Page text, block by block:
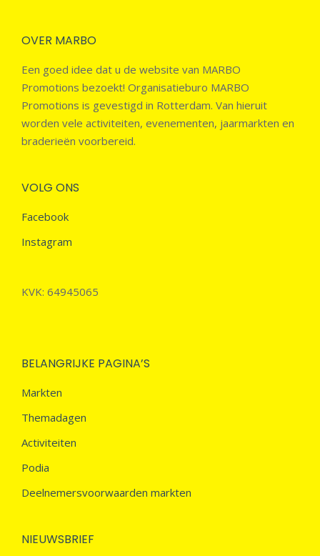
OVER MARBO
Een goed idee dat u de website van MARBO
Promotions bezoekt! Organisatieburo MARBO
Promotions is gevestigd in Rotterdam. Van hieruit
worden vele activiteiten, evenementen, jaarmarkten en
braderieën voorbereid.
VOLG ONS
Facebook
Instagram
KVK: 64945065
BELANGRIJKE PAGINA’S
Markten
Themadagen
Activiteiten
Podia
Deelnemersvoorwaarden markten
NIEUWSBRIEF